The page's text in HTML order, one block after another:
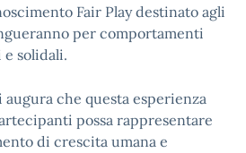
Fair Play destinato agli
per comportamenti
solidali.
augura che questa esperienza
possa rappresentare
di crescita umana e